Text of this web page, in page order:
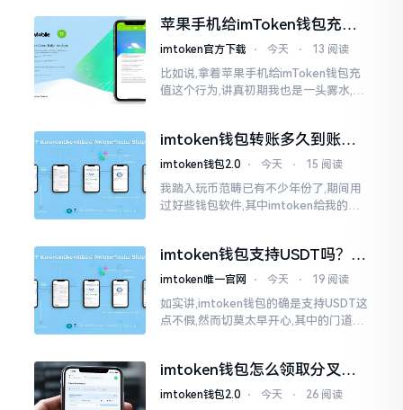
找了些资料
苹果手机给imToken钱包充
值，这几步别搞错
imtoken官方下载 ⋅ 今天 ⋅ 13 阅读
比如说,拿着苹果手机给imToken钱包充
值这个行为,讲真初期我也是一头雾水,搞
imtoken钱包转账多久到账？
一文说清楚
imtoken钱包2.0 ⋅ 今天 ⋅ 15 阅读
我踏入玩币范畴已有不少年份了,期间用
过好些钱包软件,其中imtoken给我的整
imtoken钱包支持USDT吗？转
账提现全攻略
imtoken唯一官网 ⋅ 今天 ⋅ 19 阅读
如实讲,imtoken钱包的确是支持USDT这
点不假,然而切莫太早开心,其中的门道是
费高得主子心疼
imtoken钱包怎么领取分叉
币？老手教你避坑
imtoken钱包2.0 ⋅ 今天 ⋅ 26 阅读